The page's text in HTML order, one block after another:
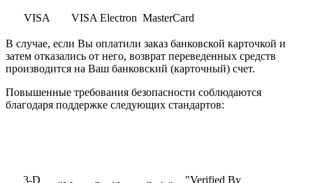
VISA VISA Electron MasterCard
В случае, если Вы оплатили заказ банковской карточкой и
затем отказались от него, возврат переведенных средств
производится на Ваш банковский (карточный) счет.
Повышенные требования безопасности соблюдаются
благодаря поддержке следующих стандартов:
3-D
"Verified By